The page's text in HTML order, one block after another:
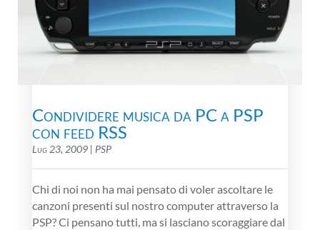
Condividere musica da PC a PSP
con feed RSS
Lug 23, 2009| PSP
Chi di noi non ha mai pensato di voler ascoltare le
canzoni presenti sul nostro computer attraverso la
PSP? Ci pensano tutti, ma si lasciano scoraggiare dal